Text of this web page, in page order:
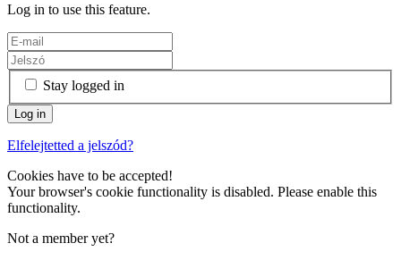
Log in to use this feature.
Stay logged in
Elfelejtetted a jelszód?
Cookies have to be accepted!
Your browser's cookie functionality is disabled. Please enable this
functionality.
Not a member yet?